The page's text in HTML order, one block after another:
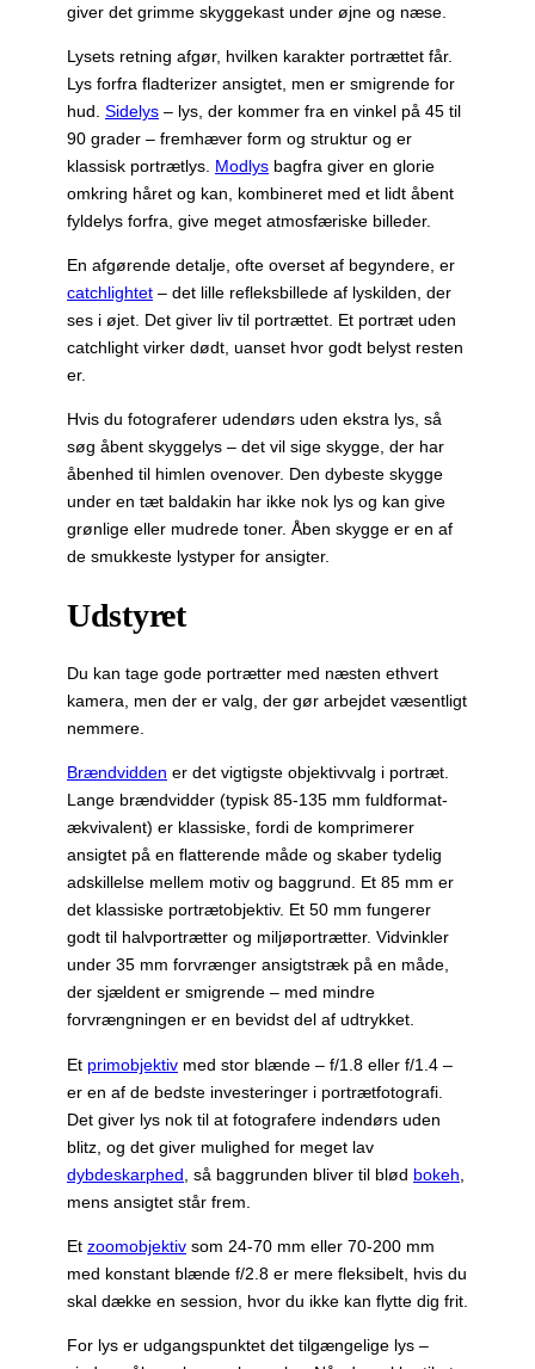
giver det grimme skyggekast under øjne og næse.
Lysets retning afgør, hvilken karakter portrættet får.
Lys forfra fladterizer ansigtet, men er smigrende for
hud. Sidelys – lys, der kommer fra en vinkel på 45 til
90 grader – fremhæver form og struktur og er
klassisk portrætlys. Modlys bagfra giver en glorie
omkring håret og kan, kombineret med et lidt åbent
fyldelys forfra, give meget atmosfæriske billeder.
En afgørende detalje, ofte overset af begyndere, er
catchlightet – det lille refleksbillede af lyskilden, der
ses i øjet. Det giver liv til portrættet. Et portræt uden
catchlight virker dødt, uanset hvor godt belyst resten
er.
Hvis du fotograferer udendørs uden ekstra lys, så
søg åbent skyggelys – det vil sige skygge, der har
åbenhed til himlen ovenover. Den dybeste skygge
under en tæt baldakin har ikke nok lys og kan give
grønlige eller mudrede toner. Åben skygge er en af
de smukkeste lystyper for ansigter.
Udstyret
Du kan tage gode portrætter med næsten ethvert
kamera, men der er valg, der gør arbejdet væsentligt
nemmere.
Brændvidden er det vigtigste objektivvalg i portræt.
Lange brændvidder (typisk 85-135 mm fuldformat-
ækvivalent) er klassiske, fordi de komprimerer
ansigtet på en flatterende måde og skaber tydelig
adskillelse mellem motiv og baggrund. Et 85 mm er
det klassiske portrætobjektiv. Et 50 mm fungerer
godt til halvportrætter og miljøportrætter. Vidvinkler
under 35 mm forvrænger ansigtstræk på en måde,
der sjældent er smigrende – med mindre
forvrængningen er en bevidst del af udtrykket.
Et primobjektiv med stor blænde – f/1.8 eller f/1.4 –
er en af de bedste investeringer i portrætfotografi.
Det giver lys nok til at fotografere indendørs uden
blitz, og det giver mulighed for meget lav
dybdeskarphed , så baggrunden bliver til blød bokeh
mens ansigtet står frem.
Et zoomobjektiv som 24-70 mm eller 70-200 mm
med konstant blænde f/2.8 er mere fleksibelt, hvis du
skal dække en session, hvor du ikke kan flytte dig frit.
For lys er udgangspunktet det tilgængelige lys –